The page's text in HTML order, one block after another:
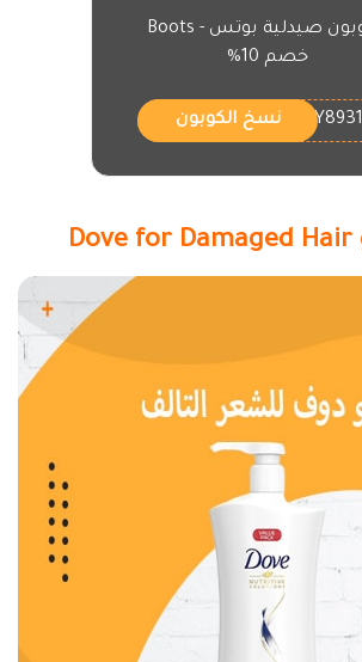
الكوبون صيدلية بوتس - Boots
خصم 10%
Y8931 نسخ الكوبون